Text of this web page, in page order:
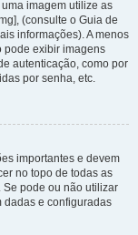
imagem utilize as
(consulte o Guia de
informações). A menos
pode exibir imagens
autenticação, como por
por senha, etc.
importantes e devem
no topo de todas as
pode ou não utilizar
dadas e configuradas